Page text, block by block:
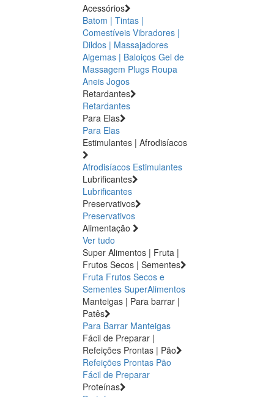
Acessórios
Batom | Tintas |
Comestíveis Vibradores |
Dildos | Massajadores
Algemas | Baloiços Gel de
Massagem Plugs Roupa
Aneis Jogos
Retardantes
Retardantes
Para Elas
Para Elas
Estimulantes | Afrodisíacos
Afrodisíacos Estimulantes
Lubrificantes
Lubrificantes
Preservativos
Preservativos
Alimentação
Ver tudo
Super Alimentos | Fruta |
Frutos Secos | Sementes
Fruta Frutos Secos e
Sementes SuperAlimentos
Manteigas | Para barrar |
Patês
Para Barrar Manteigas
Fácil de Preparar |
Refeições Prontas | Pão
Refeições Prontas Pão
Fácil de Preparar
Proteínas